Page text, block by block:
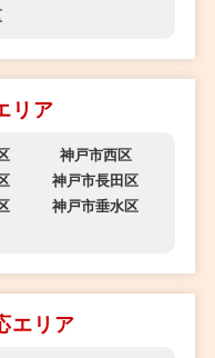
リア
神戸市西区
神戸市長田区
神戸市垂水区
エリア